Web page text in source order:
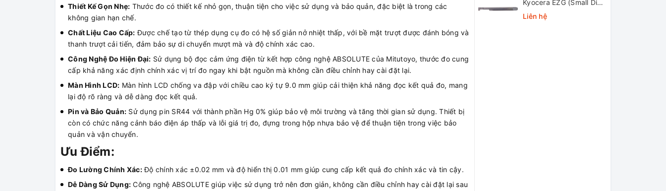
Thiết Kế Gọn Nhẹ: Thước đo có thiết kế nhỏ gọn, thuận tiện cho việc sử dụng và bảo quản, đặc biệt là trong các
không gian hạn chế.
Chất Liệu Cao Cấp: Được chế tạo từ thép dụng cụ đo có hệ số giản nở nhiệt thấp, với bề mặt trượt được đánh bóng và
thanh trượt cải tiến, đảm bảo sự di chuyển mượt mà và độ chính xác cao.
Công Nghệ Đo Hiện Đại: Sử dụng bộ đọc cảm ứng điện từ kết hợp công nghệ ABSOLUTE của Mitutoyo, thước đo cung
cấp khả năng xác định chính xác vị trí đo ngay khi bật nguồn mà không cần điều chỉnh hay cài đặt lại.
Màn Hình LCD: Màn hình LCD chống va đập với chiều cao ký tự 9.0 mm giúp cải thiện khả năng đọc kết quả đo, mang
lại độ rõ ràng và dễ dàng đọc kết quả.
Pin và Bảo Quản: Sử dụng pin SR44 với thành phần Hg 0% giúp bảo vệ môi trường và tăng thời gian sử dụng. Thiết bị
còn có chức năng cảnh báo điện áp thấp và lỗi giá trị đo, đựng trong hộp nhựa bảo vệ để thuận tiện trong việc bảo
quản và vận chuyển.
Ưu Điểm:
Đo Lường Chính Xác:Độ chính xác ±0.02 mm và độ hiển thị 0.01 mm giúp cung cấp kết quả đo chính xác và tin cậy.
Dễ Dàng Sử Dụng: Công nghệ ABSOLUTE giúp việc sử dụng trở nên đơn giản, không cần điều chỉnh hay cài đặt lại sau
Kyocera EZG (Small Dia.
Bars)
Liên hệ